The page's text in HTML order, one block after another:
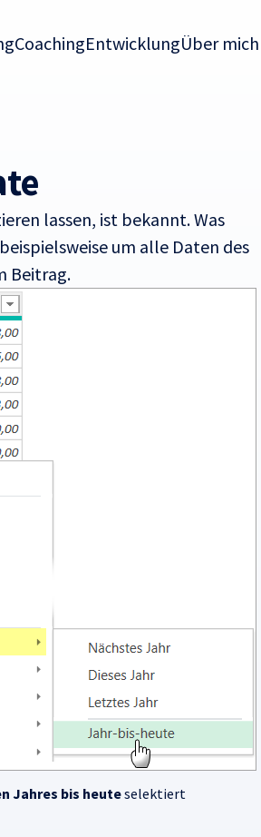
CoachingEntwicklungÜber mich
lassen, ist bekannt. Was
um alle Daten des
Beitrag.
Jahres bis heuteselektiert